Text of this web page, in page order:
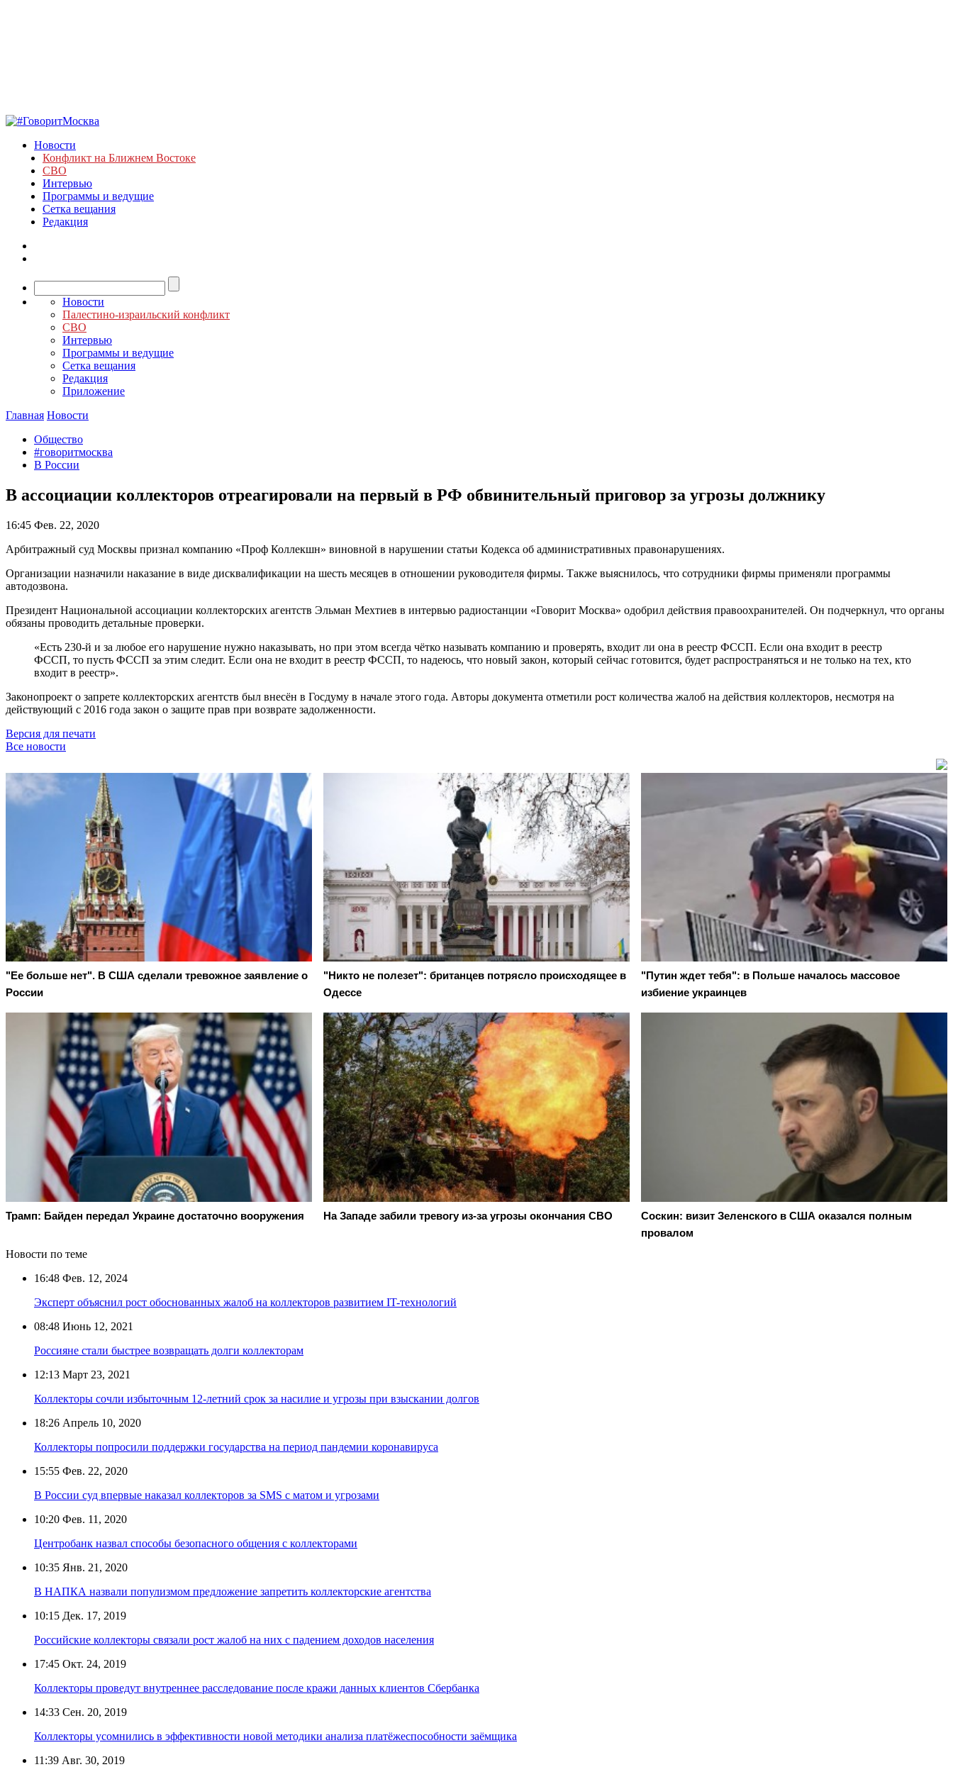
Новости
Конфликт на Ближнем Востоке
СВО
Интервью
Программы и ведущие
Сетка вещания
Редакция
Новости
Палестино-израильский конфликт
СВО
Интервью
Программы и ведущие
Сетка вещания
Редакция
Приложение
Главная Новости
Общество
#говоритмосква
В России
В ассоциации коллекторов отреагировали на первый в РФ обвинительный приговор за угрозы должнику
16:45 Фев. 22, 2020
Арбитражный суд Москвы признал компанию «Проф Коллекшн» виновной в нарушении статьи Кодекса об административных правонарушениях.
Организации назначили наказание в виде дисквалификации на шесть месяцев в отношении руководителя фирмы. Также выяснилось, что сотрудники фирмы применяли программы
автодозвона.
Президент Национальной ассоциации коллекторских агентств Эльман Мехтиев в интервью радиостанции «Говорит Москва» одобрил действия правоохранителей. Он подчеркнул, что органы
обязаны проводить детальные проверки.
«Есть 230-й и за любое его нарушение нужно наказывать, но при этом всегда чётко называть компанию и проверять, входит ли она в реестр ФССП. Если она входит в реестр
ФССП, то пусть ФССП за этим следит. Если она не входит в реестр ФССП, то надеюсь, что новый закон, который сейчас готовится, будет распространяться и не только на тех, кто
входит в реестр».
Законопроект о запрете коллекторских агентств был внесён в Госдуму в начале этого года. Авторы документа отметили рост количества жалоб на действия коллекторов, несмотря на
действующий с 2016 года закон о защите прав при возврате задолженности.
Версия для печати
Все новости
"Ее больше нет". В США сделали тревожное заявление о
России
"Никто не полезет": британцев потрясло происходящее в
Одессе
"Путин ждет тебя": в Польше началось массовое
избиение украинцев
Трамп: Байден передал Украине достаточно вооружения На Западе забили тревогу из-за угрозы окончания СВО
Соскин: визит Зеленского в США оказался полным
провалом
Новости по теме
16:48 Фев. 12, 2024
Эксперт объяснил рост обоснованных жалоб на коллекторов развитием IT-технологий
08:48 Июнь 12, 2021
Россияне стали быстрее возвращать долги коллекторам
12:13 Март 23, 2021
Коллекторы сочли избыточным 12-летний срок за насилие и угрозы при взыскании долгов
18:26 Апрель 10, 2020
Коллекторы попросили поддержки государства на период пандемии коронавируса
15:55 Фев. 22, 2020
В России суд впервые наказал коллекторов за SMS с матом и угрозами
10:20 Фев. 11, 2020
Центробанк назвал способы безопасного общения с коллекторами
10:35 Янв. 21, 2020
В НАПКА назвали популизмом предложение запретить коллекторские агентства
10:15 Дек. 17, 2019
Российские коллекторы связали рост жалоб на них с падением доходов населения
17:45 Окт. 24, 2019
Коллекторы проведут внутреннее расследование после кражи данных клиентов Сбербанка
14:33 Сен. 20, 2019
Коллекторы усомнились в эффективности новой методики анализа платёжеспособности заёмщика
11:39 Авг. 30, 2019